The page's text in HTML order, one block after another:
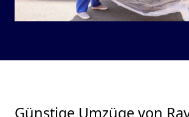
Günstige Umzüge von